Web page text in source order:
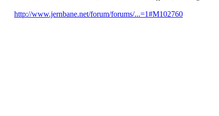
http://www.jernbane.net/forum/forums/...=1#M102760